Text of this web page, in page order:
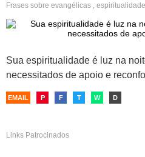
Frases sobre evangélicas espiritualidade
Sua espiritualidade é luz na
necessitados de apoio e
EMAIL P F T W D
Links Patrocinados